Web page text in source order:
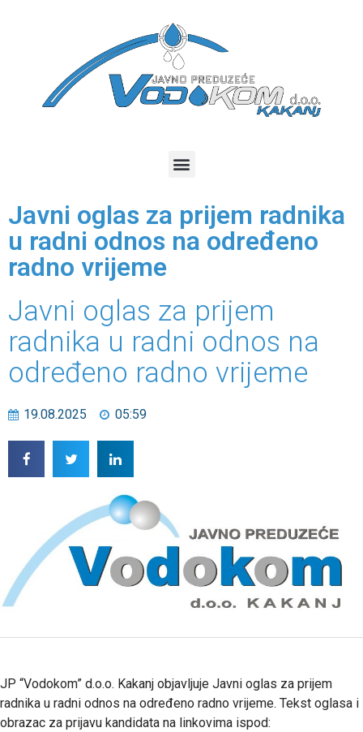
Javni oglas za prijem radnika
u radni odnos na određeno
radno vrijeme
Javni oglas za prijem
radnika u radni odnos na
određeno radno vrijeme
19.08.2025 05:59
JP “Vodokom” d.o.o. Kakanj objavljuje Javni oglas za prijem
radnika u radni odnos na određeno radno vrijeme. Tekst oglasa i
obrazac za prijavu kandidata na linkovima ispod: